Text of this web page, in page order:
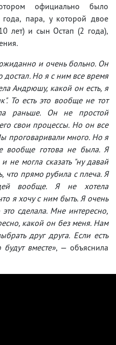
официально было
пара, у которой двое
лет) и сын Остап (2 года),
и очень больно. Он
достал. Но я с ним все время
Андрюшу, какой он есть, я
То есть это вообще не тот
раньше. Он не простой
свои процессы. Но он все
проговаривали много. Но я
вообще готова не была. Я
не могла сказать "ну давай
что прямо рубила с плеча. Я
вообще. Я не хотела
я хочу с ним быть. Я очень
сделала. Мне интересно,
какой он без меня. Нам
друг друга. Если есть
вместе», — объяснила